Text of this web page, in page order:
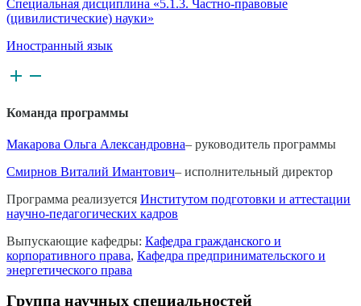
Специальная дисциплина «5.1.3. Частно-правовые
(цивилистические) науки»
Иностранный язык
Команда программы
Макарова Ольга Александровна– руководитель программы
Смирнов Виталий Имантович– исполнительный директор
Программа реализуется Институтом подготовки и аттестации
научно-педагогических кадров
Выпускающие кафедры: Кафедра гражданского и
корпоративного права, Кафедра предпринимательского и
энергетического права
Группа научных специальностей